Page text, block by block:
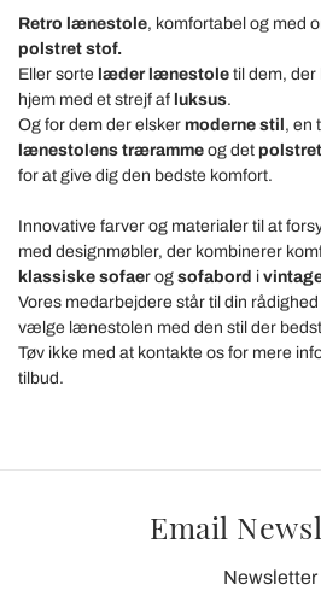
Retro lænestole, komfortabel og med
polstret stof.
Eller sorte læder lænestole til dem, der
hjem med et strejf af luksus.
Og for dem der elsker moderne stil , en
lænestolens træramme og det
for at give dig den bedste komfort.
Innovative farver og materialer til at
med designmøbler, der kombinerer
klassiske sofaer og sofabord i
Vores medarbejdere står til din
vælge lænestolen med den stil der
Tøv ikke med at kontakte os for mere
tilbud.
Email
Newsletter